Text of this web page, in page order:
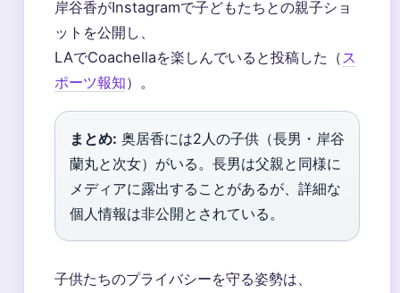
岸谷香がInstagramで子どもたちとの親子ショ
ットを公開し、
LAでCoachellaを楽しんでいると投稿した（ ス
ポーツ報知）。
まとめ: 奥居香には2人の子供（長男・岸谷
蘭丸と次女）がいる。長男は父親と同様に
メディアに露出することがあるが、詳細な
個人情報は非公開とされている。
子供たちのプライバシーを守る姿勢は、